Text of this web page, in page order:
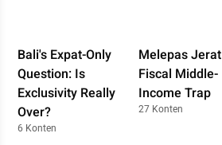
Bali's Expat-Only
Question: Is
Exclusivity Really
Over?
6 Konten
Melepas Jerat
Fiscal Middle-
Income Trap
27 Konten